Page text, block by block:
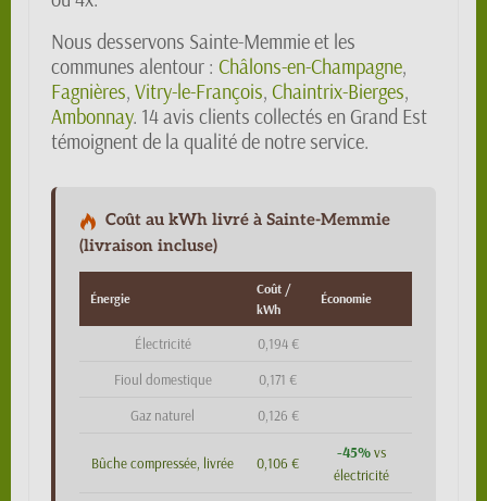
Nous desservons Sainte-Memmie et les
communes alentour : Châlons-en-Champagne,
Fagnières, Vitry-le-François, Chaintrix-Bierges,
Ambonnay. 14 avis clients collectés en Grand Est
témoignent de la qualité de notre service.
Coût au kWh livré à Sainte-Memmie
(livraison incluse)
Énergie
Coût /
kWh
Économie
Électricité 0,194 €
Fioul domestique 0,171 €
Gaz naturel 0,126 €
Bûche compressée, livrée 0,106 €
-45%vs
électricité